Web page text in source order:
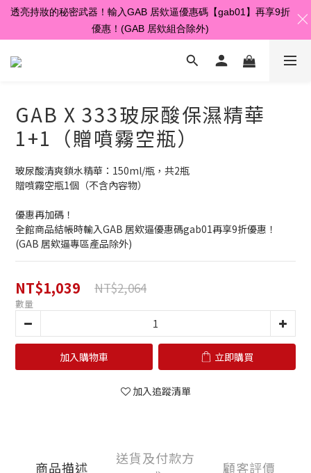
GAB X 333玻尿酸保濕精華
1+1（贈噴霧空瓶）
玻尿酸清爽鎖水精華：150ml/瓶，共2瓶
贈噴霧空瓶1個（不含內容物）
優惠再加碼！
全館商品結帳時輸入GAB 居欸逼優惠碼gab01再享9折優惠！
(GAB 居欸逼專區產品除外)
NT$1,039 NT$2,064
數量
加入購物車 立即購買
加入追蹤清單
商品描述
送貨及付款方
顧客評價
新品上市🎉免卸妝的粉紅校色素顏霜-讓你擁有自然好氣色♥️
透亮持妝的秘密武器！輸入GAB 居欸逼優惠碼【gab01】再享9折
優惠！(GAB 居欸組合除外)